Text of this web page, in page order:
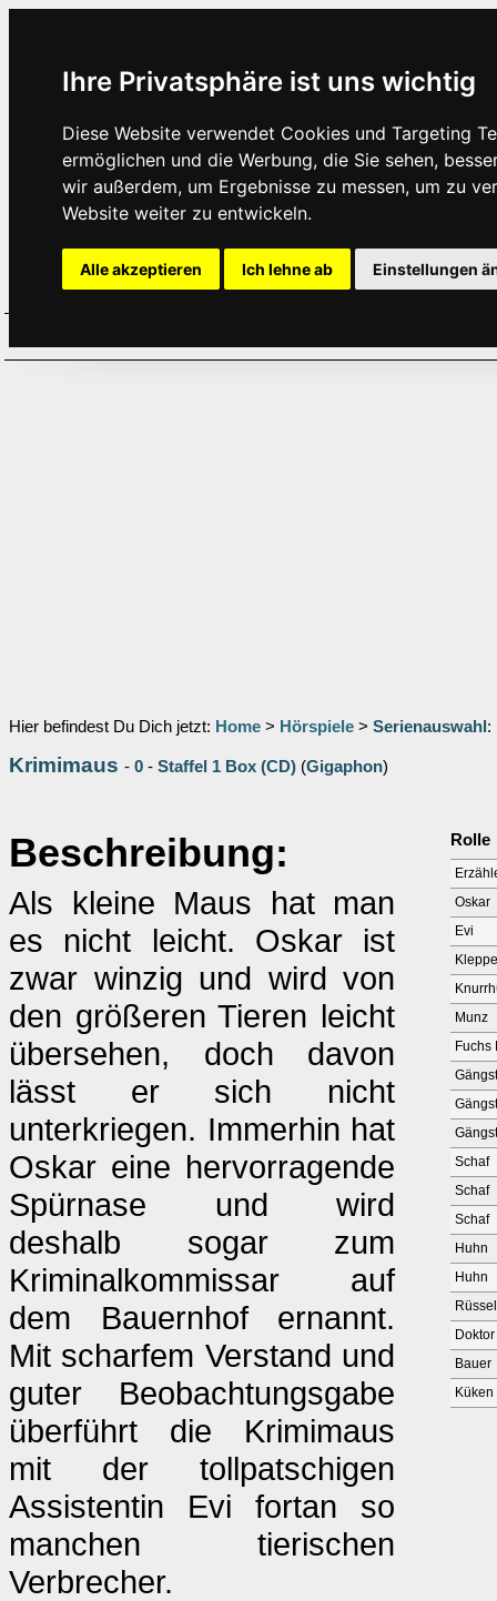
Ihre Privatsphäre ist uns wichtig
Diese Website verwendet Cookies und Targeting
ermöglichen und die Werbung, die Sie sehen,
wir außerdem, um Ergebnisse zu messen, um zu
Website weiter zu entwickeln.
Alle akzeptieren Ich lehne ab Einstellungen
Hier befindest Du Dich jetzt: Home > Hörspiele > Serienauswahl :
Krimimaus - 0 - Staffel 1 Box (CD) (Gigaphon)
Beschreibung:
Als kleine Maus hat man
es nicht leicht. Oskar ist
zwar winzig und wird von
den größeren Tieren leicht
übersehen, doch davon
lässt er sich nicht
unterkriegen. Immerhin hat
Oskar eine hervorragende
Spürnase und wird
deshalb sogar zum
Kriminalkommissar auf
dem Bauernhof ernannt.
Mit scharfem Verstand und
guter Beobachtungsgabe
überführt die Krimimaus
mit der tollpatschigen
Assistentin Evi fortan so
manchen tierischen
Verbrecher.
Rolle
Oskar
Evi
Munz
Fuchs
Schaf
Schaf
Schaf
Huhn
Huhn
Bauer
Küken